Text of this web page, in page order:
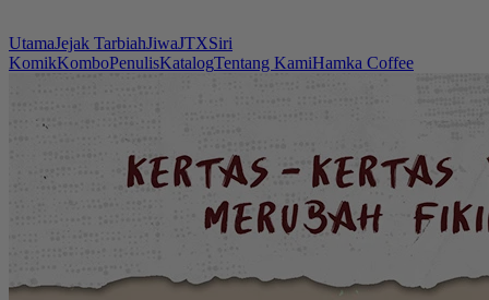
UtamaJejak TarbiahJiwaJTXSiri
KomikKomboPenulisKatalogTentang KamiHamka Coffee